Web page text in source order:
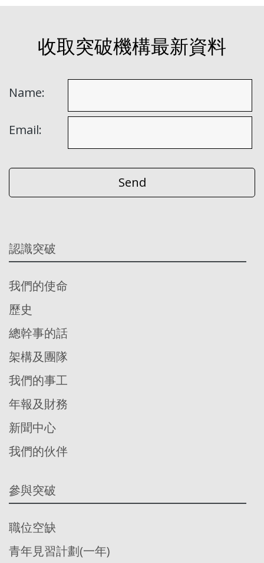
收取突破機構最新資料
Name:
Email:
認識突破
我們的使命
歷史
總幹事的話
架構及團隊
我們的事工
年報及財務
新聞中心
我們的伙伴
參與突破
職位空缺
青年見習計劃(一年)